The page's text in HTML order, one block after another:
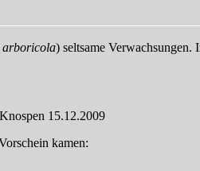
arboricola) seltsame Verwachsungen.
Knospen 15.12.2009
kamen: